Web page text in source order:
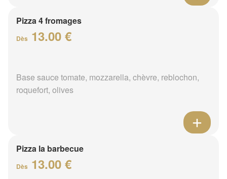
Pizza 4 fromages
Dès 13.00 €
Base sauce tomate, mozzarella, chèvre, reblochon,
roquefort, olives
Pizza la barbecue
Dès 13.00 €